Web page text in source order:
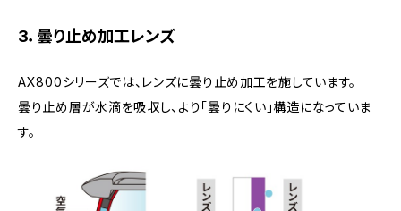
3．曇り止め加工レンズ
AX800シリーズでは、レンズに曇り止め加工を施しています。
曇り止め層が水滴を吸収し、より「曇りにくい」構造になっていま
す。